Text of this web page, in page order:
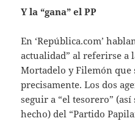
Y la “gana” el PP
En ‘República.com’
actualidad” al referirse a
Mortadelo y Filemón que
precisamente. Los dos
seguir a “el tesorero”
hecho) del “Partido